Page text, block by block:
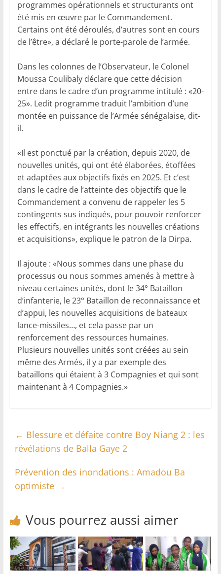
programmes opérationnels et structurants ont
été mis en œuvre par le Commandement.
Certains ont été déroulés, d’autres sont en cours
de l’être», a déclaré le porte-parole de l’armée.
Dans les colonnes de l’Observateur, le Colonel
Moussa Coulibaly déclare que cette décision
entre dans le cadre d’un programme intitulé : «20-
25». Ledit programme traduit l’ambition d’une
montée en puissance de l’Armée sénégalaise, dit-
il.
«Il est ponctué par la création, depuis 2020, de
nouvelles unités, qui ont été élaborées, étoffées
et adaptées aux objectifs fixés en 2025. Et c’est
dans le cadre de l’atteinte des objectifs que le
Commandement a convenu de rappeler les 5
contingents sus indiqués, pour pouvoir renforcer
les effectifs, en intégrants les nouvelles créations
et acquisitions», explique le patron de la Dirpa.
Il ajoute : «Nous sommes dans une phase du
processus ou nous sommes amenés à mettre à
niveau certaines unités, dont le 34° Bataillon
d’infanterie, le 23° Bataillon de reconnaissance et
d’appui, les nouvelles acquisitions de bateaux
lance-missiles…, et cela passe par un
renforcement des ressources humaines.
Plusieurs nouvelles unités sont créées au sein
même des Armés, il y a par exemple des
bataillons qui étaient à 3 Compagnies et qui sont
maintenant à 4 Compagnies.»
← Blessure et défaite contre Boy Niang 2 : les
révélations de Balla Gaye 2
Prévention des inondations : Amadou Ba
optimiste →
Vous pourrez aussi aimer